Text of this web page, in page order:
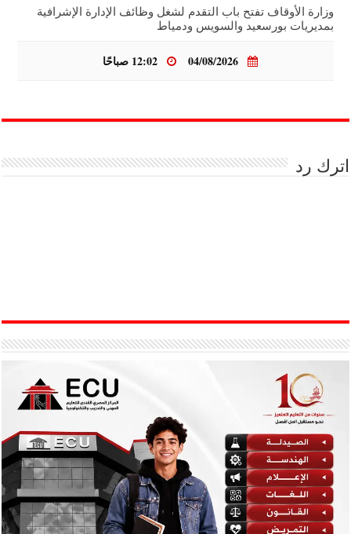
وزارة الأوقاف تفتح باب التقدم لشغل وظائف الإدارة الإشرافية
بمديريات بورسعيد والسويس ودمياط
اترك رد